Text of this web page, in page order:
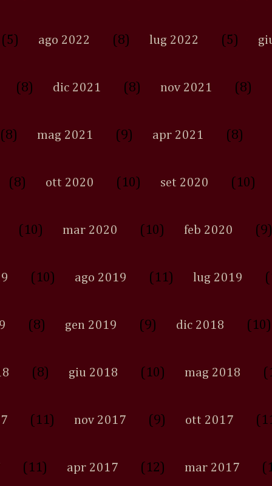
(5) ago 2022 (8) lug 2022 (5)
(8) dic 2021 (8) nov 2021 (8)
(8) mag 2021 (9) apr 2021 (8)
(8) ott 2020 (10) set 2020 (10)
(10) mar 2020 (10) feb 2020 (9)
(10) ago 2019 (11) lug 2019
(8) gen 2019 (9) dic 2018 (10)
(8) giu 2018 (10) mag 2018
(11) nov 2017 (9) ott 2017
(11) apr 2017 (12) mar 2017